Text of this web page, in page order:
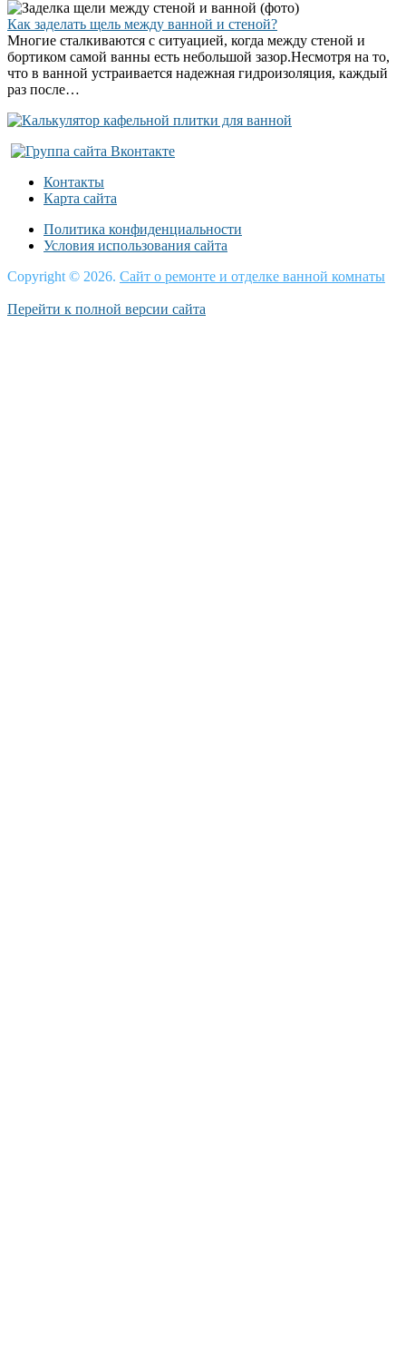
Как заделать щель между ванной и стеной?
Многие сталкиваются с ситуацией, когда между стеной и
бортиком самой ванны есть небольшой зазор.Несмотря на то,
что в ванной устраивается надежная гидроизоляция, каждый
раз после…
Контакты
Карта сайта
Политика конфиденциальности
Условия использования сайта
Copyright © 2026. Сайт о ремонте и отделке ванной комнаты
Перейти к полной версии сайта